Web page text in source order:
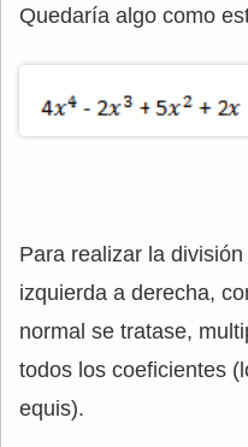
Quedaría algo como
Para realizar la
izquierda a derecha,
normal se tratase,
todos los coeficientes
equis).